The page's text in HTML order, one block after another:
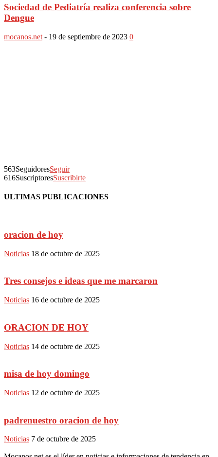
Sociedad de Pediatría realiza conferencia sobre
Dengue
mocanos.net - 19 de septiembre de 2023 0
563SeguidoresSeguir
616SuscriptoresSuscribirte
ULTIMAS PUBLICACIONES
oracion de hoy
Noticias 18 de octubre de 2025
Tres consejos e ideas que me marcaron
Noticias 16 de octubre de 2025
ORACION DE HOY
Noticias 14 de octubre de 2025
misa de hoy domingo
Noticias 12 de octubre de 2025
padrenuestro oracion de hoy
Noticias 7 de octubre de 2025